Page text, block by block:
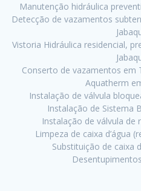
Manutenção hidráulica
Detecção de vazamentos
Vistoria Hidráulica residencial,
Conserto de vazamentos em
Aquatherm
Instalação de válvula
Instalação de Sistema
Instalação de válvula de
Limpeza de caixa d’água
Substituição de caixa